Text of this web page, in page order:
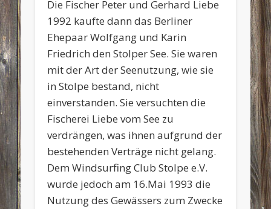
Die Fischer Peter und Gerhard Liebe
1992 kaufte dann das Berliner
Ehepaar Wolfgang und Karin
Friedrich den Stolper See. Sie waren
mit der Art der Seenutzung, wie sie
in Stolpe bestand, nicht
einverstanden. Sie versuchten die
Fischerei Liebe vom See zu
verdrängen, was ihnen aufgrund der
bestehenden Verträge nicht gelang.
Dem Windsurfing Club Stolpe e.V.
wurde jedoch am 16.Mai 1993 die
Nutzung des Gewässers zum Zwecke